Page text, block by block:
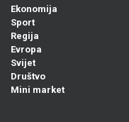
Ekonomija
Sport
Regija
Evropa
Svijet
Društvo
Mini market